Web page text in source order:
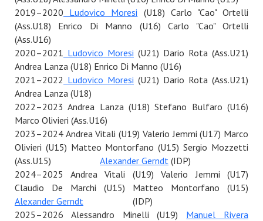
2019–2020 Ludovico Moresi (U18) Carlo "Cao" Ortelli
(Ass.U18) Enrico Di Manno (U16) Carlo "Cao" Ortelli
(Ass.U16)
2020–2021 Ludovico Moresi (U21) Dario Rota (Ass.U21)
Andrea Lanza (U18) Enrico Di Manno (U16)
2021–2022 Ludovico Moresi (U21) Dario Rota (Ass.U21)
Andrea Lanza (U18)
2022–2023 Andrea Lanza (U18) Stefano Bulfaro (U16)
Marco Olivieri (Ass.U16)
2023–2024 Andrea Vitali (U19) Valerio Jemmi (U17) Marco
Olivieri (U15) Matteo Montorfano (U15) Sergio Mozzetti
(Ass.U15) Alexander Gerndt (IDP)
2024–2025 Andrea Vitali (U19) Valerio Jemmi (U17)
Claudio De Marchi (U15) Matteo Montorfano (U15)
Alexander Gerndt (IDP)
2025–2026 Alessandro Minelli (U19) Manuel Rivera